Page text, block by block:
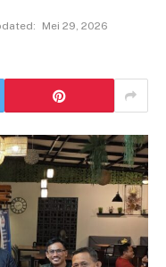
Mei 29, 2026